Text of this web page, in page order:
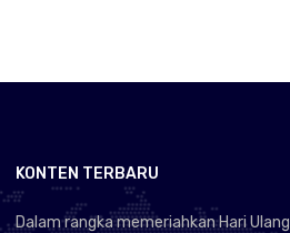
KONTEN TERBARU
Dalam rangka memeriahkan Hari Ulang